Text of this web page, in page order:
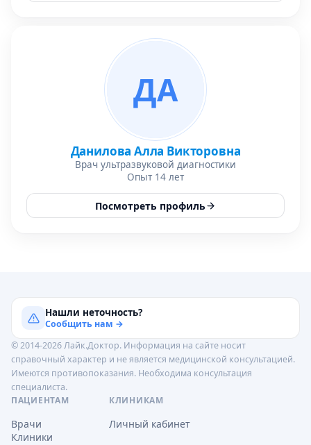
ДА
Данилова Алла Викторовна
Врач ультразвуковой диагностики
Опыт 14 лет
Посмотреть профиль
Нашли неточность?
Сообщить нам →
© 2014-2026 Лайк.Доктор. Информация на сайте носит
справочный характер и не является медицинской консультацией.
Имеются противопоказания. Необходима консультация
специалиста.
ПАЦИЕНТАМ
Врачи
Клиники
КЛИНИКАМ
Личный кабинет